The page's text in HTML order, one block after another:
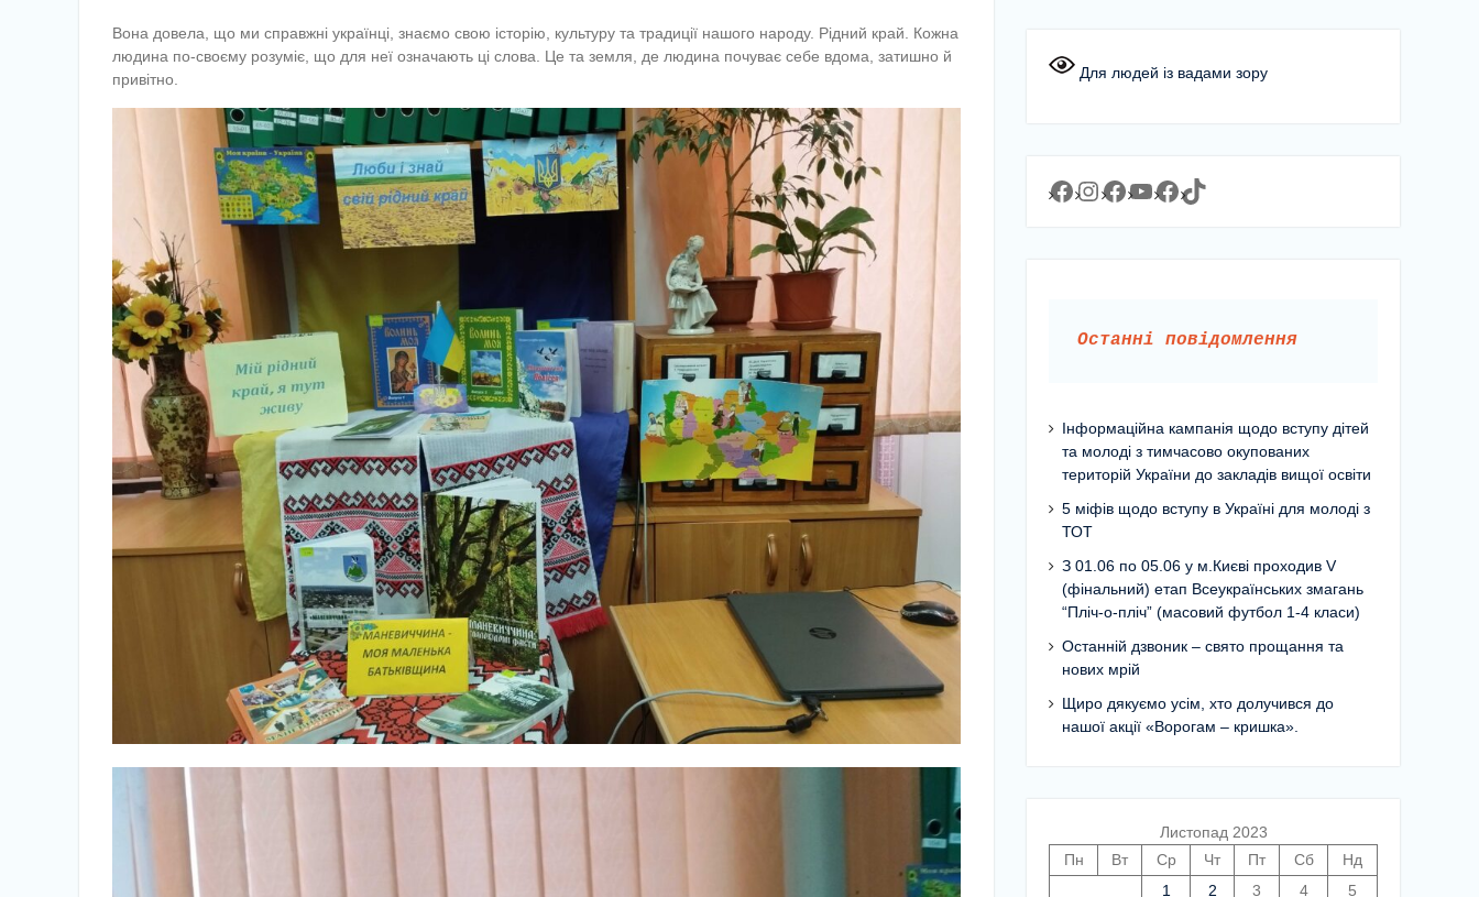
Вона довела, що ми справжні українці, знаємо свою історію, культуру та традиції нашого народу. Рідний край. Кожна
людина по-своєму розуміє, що для неї означають ці слова. Це та земля, де людина почуває себе вдома, затишно й
привітно.
Для людей із вадами зору
Facebook
Instagram
Facebook
YouTube
Facebook
https://www.tiktok.com/@lyceum1man?_t=8YJMx0RJgIf&_r=1
Останні повідомлення
Інформаційна кампанія щодо вступу дітей
та молоді з тимчасово окупованих
територій України до закладів вищої освіти
5 міфів щодо вступу в Україні для молоді з
ТОТ
З 01.06 по 05.06 у м.Києві проходив V
(фінальний) етап Всеукраїнських змагань
“Пліч-о-пліч” (масовий футбол 1-4 класи)
Останній дзвоник – свято прощання та
нових мрій
Щиро дякуємо усім, хто долучився до
нашої акції «Ворогам – кришка».
Листопад 2023
Пн
Вт Ср Чт Пт Сб
Нд
1
2 3 4
5